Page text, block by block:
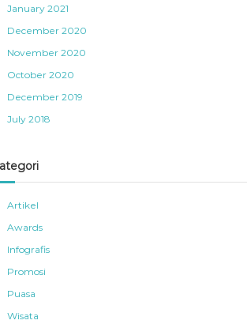
January 2021
December 2020
November 2020
October 2020
December 2019
July 2018
Artikel
Awards
Infografis
Promosi
Puasa
Wisata